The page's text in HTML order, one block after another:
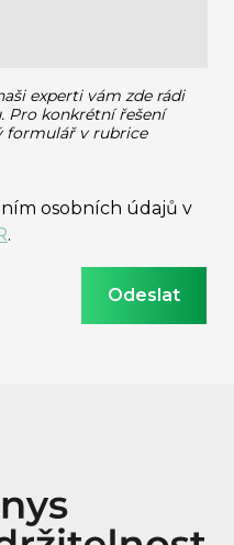
experti vám zde rádi
Pro konkrétní řešení
formulář v rubrice
osobních údajů v
.